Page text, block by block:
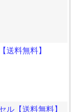
送料無料】
ル【送料無料】